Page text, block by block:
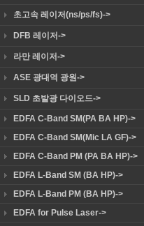
초고속 레이저(ns/ps/fs)->
DFB 레이저->
라만 레이저->
ASE 광대역 광원->
SLD 초발광 다이오드->
EDFA C-Band SM(PA BA HP)->
EDFA C-Band SM(Mic LA GF)->
EDFA C-Band PM (PA BA HP)->
EDFA L-Band SM (BA HP)->
EDFA L-Band PM (BA HP)->
EDFA for Pulse Laser->